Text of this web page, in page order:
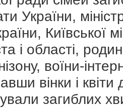
України,
Київської
і області,
воїни-
вінки і
загиблих